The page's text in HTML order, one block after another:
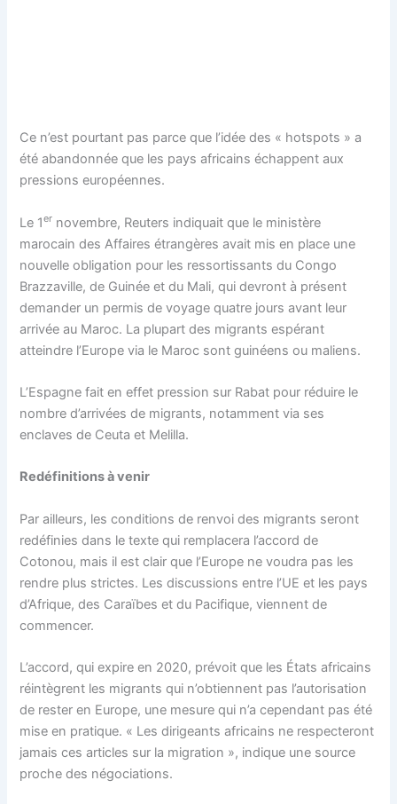
Ce n’est pourtant pas parce que l’idée des « hotspots » a
été abandonnée que les pays africains échappent aux
pressions européennes.
Le 1er novembre, Reuters indiquait que le ministère
marocain des Affaires étrangères avait mis en place une
nouvelle obligation pour les ressortissants du Congo
Brazzaville, de Guinée et du Mali, qui devront à présent
demander un permis de voyage quatre jours avant leur
arrivée au Maroc. La plupart des migrants espérant
atteindre l’Europe via le Maroc sont guinéens ou maliens.
L’Espagne fait en effet pression sur Rabat pour réduire le
nombre d’arrivées de migrants, notamment via ses
enclaves de Ceuta et Melilla.
Redéfinitions à venir
Par ailleurs, les conditions de renvoi des migrants seront
redéfinies dans le texte qui remplacera l’accord de
Cotonou, mais il est clair que l’Europe ne voudra pas les
rendre plus strictes. Les discussions entre l’UE et les pays
d’Afrique, des Caraïbes et du Pacifique, viennent de
commencer.
L’accord, qui expire en 2020, prévoit que les États africains
réintègrent les migrants qui n’obtiennent pas l’autorisation
de rester en Europe, une mesure qui n’a cependant pas été
mise en pratique. « Les dirigeants africains ne respecteront
jamais ces articles sur la migration », indique une source
proche des négociations.